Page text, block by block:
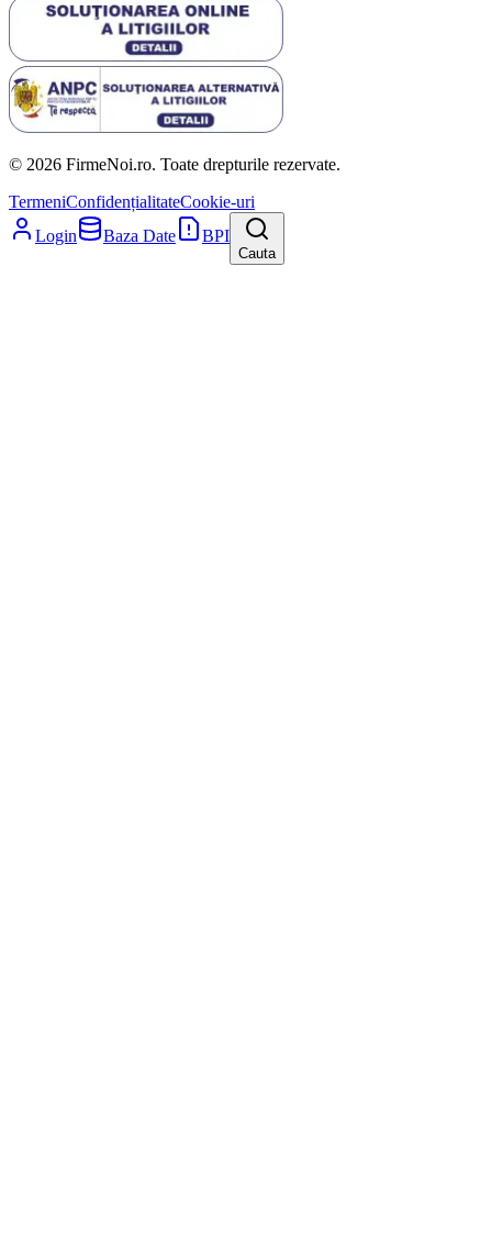
© 2026 FirmeNoi.ro. Toate drepturile rezervate.
TermeniConfidențialitateCookie-uri
Login
Baza Date BPI
Cauta